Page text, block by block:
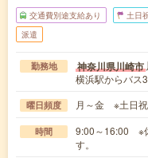
交通費別途支給あり 土日
派遣
勤務地 神奈川県川崎市
横浜駅からバス
曜日頻度 月～金 ※土日祝
時間
9:00～16:00 ※
す。